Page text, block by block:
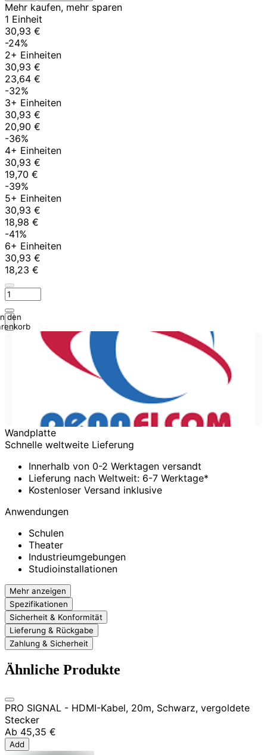
Mehr kaufen, mehr sparen
1 Einheit
30,93 €
-24%
2+ Einheiten
30,93 €
23,64 €
-32%
3+ Einheiten
30,93 €
20,90 €
-36%
4+ Einheiten
30,93 €
19,70 €
-39%
5+ Einheiten
30,93 €
18,98 €
-41%
6+ Einheiten
30,93 €
18,23 €
den
Wandplatte
Schnelle weltweite Lieferung
Innerhalb von 0-2 Werktagen versandt
Lieferung nach Weltweit: 6-7 Werktage*
Kostenloser Versand inklusive
Anwendungen
Schulen
Theater
Industrieumgebungen
Studioinstallationen
Mehr anzeigen
Spezifikationen
Sicherheit & Konformität
Lieferung & Rückgabe
Zahlung & Sicherheit
Ähnliche Produkte
PRO SIGNAL - HDMI-Kabel, 20m, Schwarz, vergoldete
Stecker
Ab 45,35 €
Add